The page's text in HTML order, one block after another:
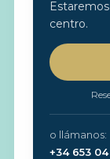
centro.
o llámanos:
+34 653 04